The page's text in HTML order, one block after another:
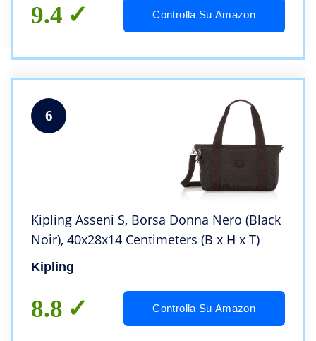
9.4 Controlla Su Amazon
6
Kipling Asseni S, Borsa Donna Nero (Black
Noir), 40x28x14 Centimeters (B x H x T)
Kipling
8.8 Controlla Su Amazon